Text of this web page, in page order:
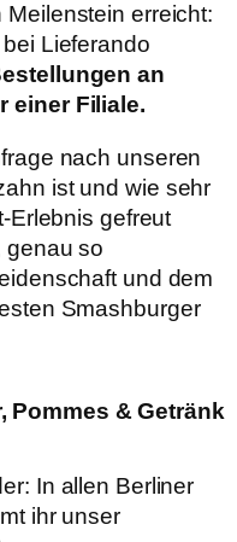
erreicht:
Lieferando
an
einer Filiale.
nach unseren
ist und wie sehr
Erlebnis gefreut
genau so
und dem
Smashburger
Pommes & Getränk
In allen Berliner
ihr unser